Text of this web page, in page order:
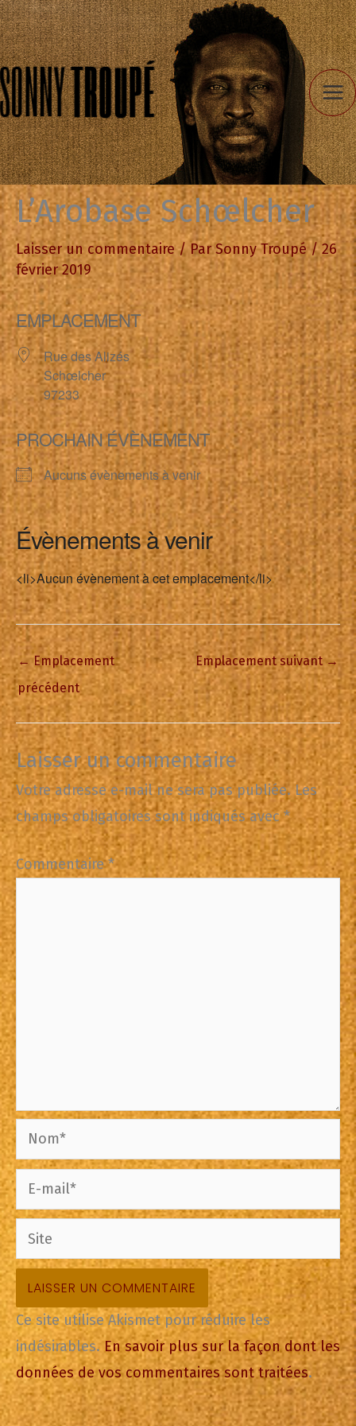
Aller
au
contenu
L’Arobase Schœlcher
Laisser un commentaire / ParSonny Troupé/26
février 2019
EMPLACEMENT
Rue des Alizés
Schœlcher
97233
PROCHAIN ÉVÈNEMENT
Aucuns évènements à venir
Évènements à venir
<li>Aucun évènement à cet emplacement</li>
←Emplacement
précédent
Emplacement suivant→
Laisser un commentaire
Votre adresse e-mail ne sera pas publiée. Les
champs obligatoires sont indiqués avec*
Commentaire*
Nom*
mail*
Site
Ce site utilise Akismet pour réduire les
indésirables.En savoir plus sur la façon dont les
données de vos commentaires sont traitées.